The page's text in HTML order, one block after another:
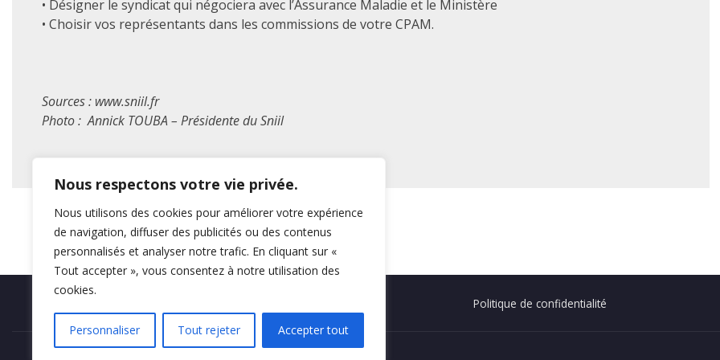
Nous respectons votre vie privée.
Nous utilisons des cookies pour améliorer votre expérience
de navigation, diffuser des publicités ou des contenus
personnalisés et analyser notre trafic. En cliquant sur «
Tout accepter », vous consentez à notre utilisation des
cookies.
Personnaliser Tout rejeter Accepter tout
• Désigner le syndicat qui négociera avec l’Assurance Maladie et le Ministère
• Choisir vos représentants dans les commissions de votre CPAM.
Sources : www.sniil.fr
Photo : Annick TOUBA – Présidente du Sniil
Politique de confidentialité